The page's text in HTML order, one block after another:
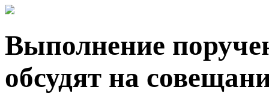
Выполнение
обсудят на